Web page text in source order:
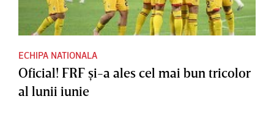
ECHIPA NATIONALA
Oficial! FRF şi-a ales cel mai bun tricolor
al lunii iunie